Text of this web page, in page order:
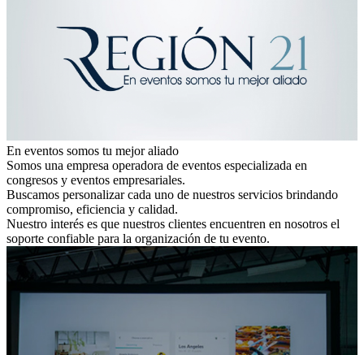
En eventos somos tu mejor aliado
Somos una empresa operadora de eventos especializada en
congresos y eventos empresariales.
Buscamos personalizar cada uno de nuestros servicios brindando
compromiso, eficiencia y calidad.
Nuestro interés es que nuestros clientes encuentren en nosotros el
soporte confiable para la organización de tu evento.